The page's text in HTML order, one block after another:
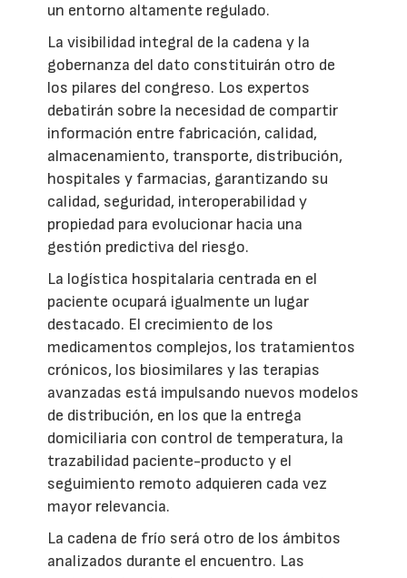
un entorno altamente regulado.
La visibilidad integral de la cadena y la
gobernanza del dato constituirán otro de
los pilares del congreso. Los expertos
debatirán sobre la necesidad de compartir
información entre fabricación, calidad,
almacenamiento, transporte, distribución,
hospitales y farmacias, garantizando su
calidad, seguridad, interoperabilidad y
propiedad para evolucionar hacia una
gestión predictiva del riesgo.
La logística hospitalaria centrada en el
paciente ocupará igualmente un lugar
destacado. El crecimiento de los
medicamentos complejos, los tratamientos
crónicos, los biosimilares y las terapias
avanzadas está impulsando nuevos modelos
de distribución, en los que la entrega
domiciliaria con control de temperatura, la
trazabilidad paciente-producto y el
seguimiento remoto adquieren cada vez
mayor relevancia.
La cadena de frío será otro de los ámbitos
analizados durante el encuentro. Las